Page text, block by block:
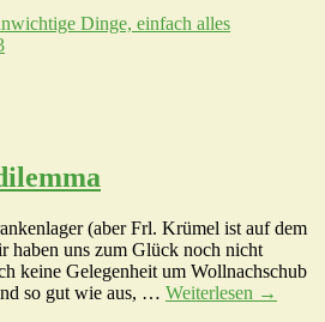
Dinge, einfach alles
(aber Frl. Krümel ist auf dem
haben uns zum Glück noch nicht
keine Gelegenheit um Wollnachschub
so gut wie aus, … Weiterlesen →